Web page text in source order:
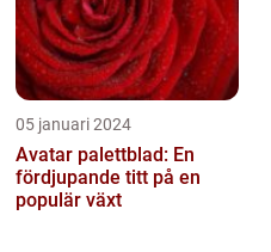
05 januari 2024
Avatar palettblad: En
fördjupande titt på en
populär växt